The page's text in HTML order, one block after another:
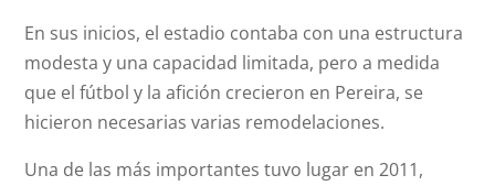
En sus inicios, el estadio contaba con una estructura
modesta y una capacidad limitada, pero a medida
que el fútbol y la afición crecieron en Pereira, se
hicieron necesarias varias remodelaciones.
Una de las más importantes tuvo lugar en 2011,